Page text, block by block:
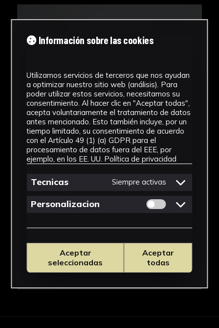
Información sobre las cookies
Utilizamos servicios de terceros que nos ayudan
a optimizar nuestro sitio web (análisis). Para
poder utilizar estos servicios, necesitamos su
consentimiento. Al hacer clic en "Aceptar todas",
acepta voluntariamente el tratamiento de datos
antes mencionado. Esto también incluye, por un
tiempo limitado, su consentimiento de acuerdo
con el Artículo 49 (1) (a) GDPR para el
procesamiento de datos fuera del EEE, por
ejemplo, en los EE. UU. Política de privacidad
Tecnicas Siempre activas
Personalizacion Permitir cookies
Aceptar
seleccionadas
Aceptar
todas